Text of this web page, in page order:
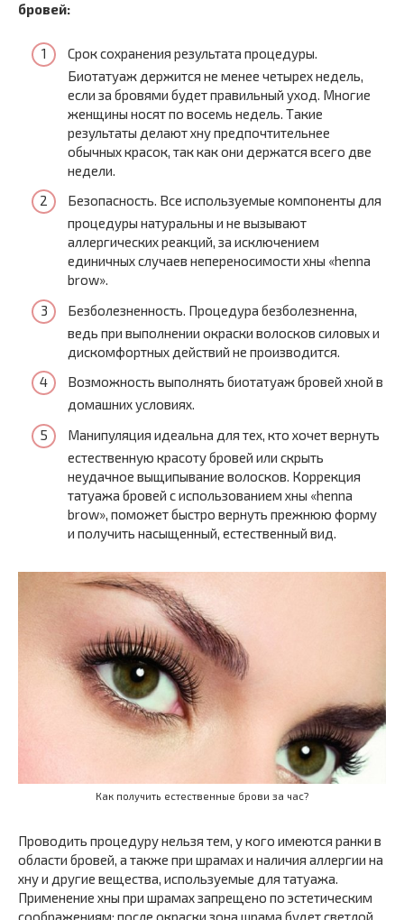
бровей:
Срок сохранения результата процедуры.
Биотатуаж держится не менее четырех недель,
если за бровями будет правильный уход. Многие
женщины носят по восемь недель. Такие
результаты делают хну предпочтительнее
обычных красок, так как они держатся всего две
недели.
Безопасность. Все используемые компоненты для
процедуры натуральны и не вызывают
аллергических реакций, за исключением
единичных случаев непереносимости хны «henna
brow».
Безболезненность. Процедура безболезненна,
ведь при выполнении окраски волосков силовых и
дискомфортных действий не производится.
Возможность выполнять биотатуаж бровей хной в
домашних условиях.
Манипуляция идеальна для тех, кто хочет вернуть
естественную красоту бровей или скрыть
неудачное выщипывание волосков. Коррекция
татуажа бровей с использованием хны «henna
brow», поможет быстро вернуть прежнюю форму
и получить насыщенный, естественный вид.
Как получить естественные брови за час?
Проводить процедуру нельзя тем, у кого имеются ранки в
области бровей, а также при шрамах и наличия аллергии на
хну и другие вещества, используемые для татуажа.
Применение хны при шрамах запрещено по эстетическим
соображениям: после окраски зона шрама будет светлой,